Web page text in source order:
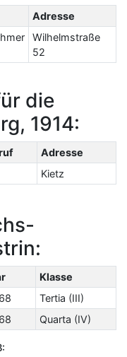
Adresse
Wilhelmstraße
52
die
1914:
Adresse
Kietz
Klasse
Tertia (III)
Quarta (IV)